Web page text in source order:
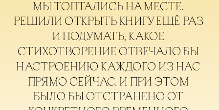
МЫ ТОПТАЛИСЬ НА МЕСТЕ.
РЕШИЛИ ОТКРЫТЬ КНИГУ ЕЩЁ РАЗ
И ПОДУМАТЬ, КАКОЕ
СТИХОТВОРЕНИЕ ОТВЕЧАЛО БЫ
НАСТРОЕНИЮ КАЖДОГО ИЗ НАС
ПРЯМО СЕЙЧАС. И ПРИ ЭТОМ
БЫЛО БЫ ОТСТРАНЕНО ОТ